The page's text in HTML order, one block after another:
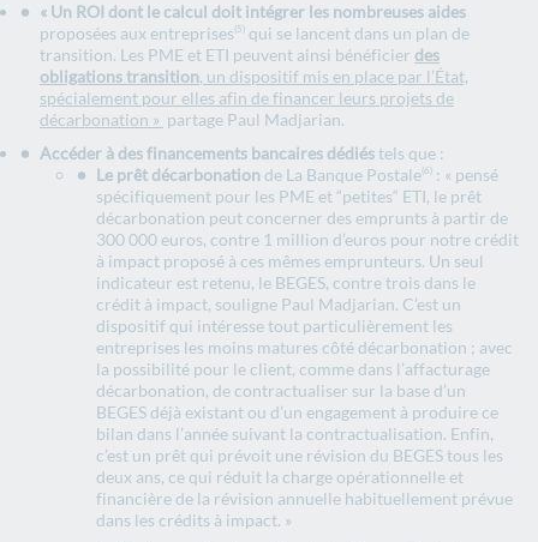
« Un ROI dont le calcul doit intégrer les nombreuses aides
proposées aux entreprises (5) qui se lancent dans un plan de
transition. Les PME et ETI peuvent ainsi bénéficier des
obligations transition, un dispositif mis en place par l’État,
spécialement pour elles afin de financer leurs projets de
décarbonation » partage Paul Madjarian.
Accéder à des financements bancaires dédiéstels que :
Le prêt décarbonationde La Banque Postale(6) : « pensé
spécifiquement pour les PME et “petites“ ETI, le prêt
décarbonation peut concerner des emprunts à partir de
300 000 euros, contre 1 million d’euros pour notre crédit
à impact proposé à ces mêmes emprunteurs. Un seul
indicateur est retenu, le BEGES, contre trois dans le
crédit à impact, souligne Paul Madjarian. C’est un
dispositif qui intéresse tout particulièrement les
entreprises les moins matures côté décarbonation ; avec
la possibilité pour le client, comme dans l’affacturage
décarbonation, de contractualiser sur la base d’un
BEGES déjà existant ou d’un engagement à produire ce
bilan dans l’année suivant la contractualisation. Enfin,
c’est un prêt qui prévoit une révision du BEGES tous les
deux ans, ce qui réduit la charge opérationnelle et
financière de la révision annuelle habituellement prévue
dans les crédits à impact. »